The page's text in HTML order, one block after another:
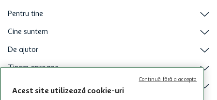
Pentru tine
Cine suntem
De ajutor
Tinem aproape
Categorii principale
Acest site utilizează cookie-uri
Continuă fără a accepta